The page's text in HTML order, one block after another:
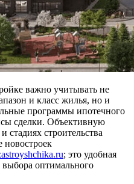
важно учитывать не
и класс жилья, но и
программы ипотечного
сделки. Объективную
строительства
новостроек
; это удобная
оптимального